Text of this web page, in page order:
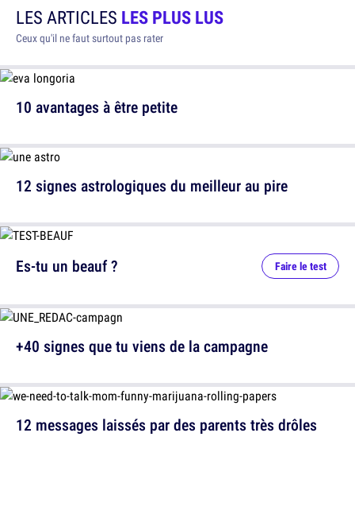
LES ARTICLES LES PLUS LUS
Ceux qu'il ne faut surtout pas rater
10 avantages à être petite
12 signes astrologiques du meilleur au pire
12 messages laissés par des parents très drôles
Es-tu un beauf ? Faire le test
+40 signes que tu viens de la campagne